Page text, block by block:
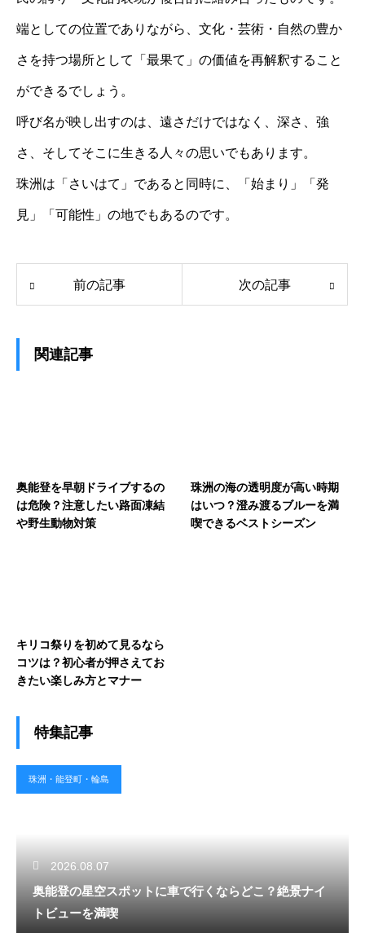
端としての位置でありながら、文化・芸術・自然の豊か
さを持つ場所として「最果て」の価値を再解釈すること
ができるでしょう。
呼び名が映し出すのは、遠さだけではなく、深さ、強
さ、そしてそこに生きる人々の思いでもあります。
珠洲は「さいはて」であると同時に、「始まり」「発
見」「可能性」の地でもあるのです。
前の記事 次の記事
関連記事
奥能登を早朝ドライブするの
は危険？注意したい路面凍結
や野生動物対策
珠洲の海の透明度が高い時期
はいつ？澄み渡るブルーを満
喫できるベストシーズン
キリコ祭りを初めて見るなら
コツは？初心者が押さえてお
きたい楽しみ方とマナー
特集記事
珠洲・能登町・輪島
2026.08.07
奥能登の星空スポットに車で行くならどこ？絶景ナイ
トビューを満喫